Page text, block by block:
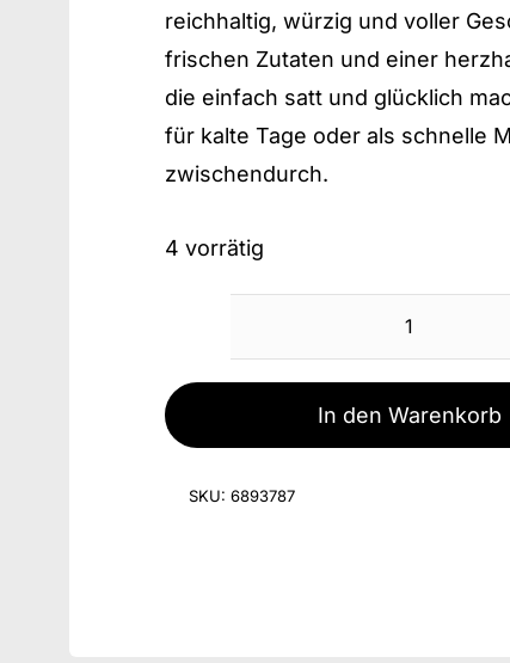
reichhaltig, würzig und voller
frischen Zutaten und einer
die einfach satt und glücklich
für kalte Tage oder als schnelle
zwischendurch.
4 vorrätig
Menge
In den Warenkorb
SKU: 6893787